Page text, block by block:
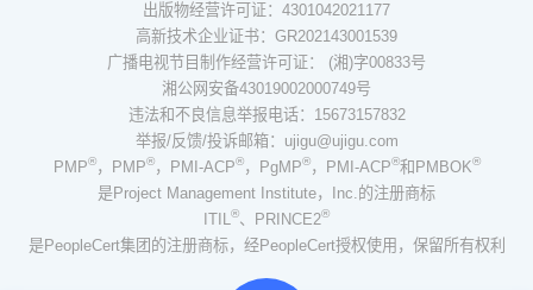
出版物经营许可证：4301042021177
高新技术企业证书：GR202143001539
广播电视节目制作经营许可证： (湘)字00833号
湘公网安备43019002000749号
违法和不良信息举报电话：15673157832
举报/反馈/投诉邮箱：ujigu@ujigu.com
PMP®，PMP®，PMI-ACP®，PgMP®，PMI-ACP®和PMBOK®
是Project Management Institute，Inc.的注册商标
ITIL®、PRINCE2®
是PeopleCert集团的注册商标，经PeopleCert授权使用，保留所有权利